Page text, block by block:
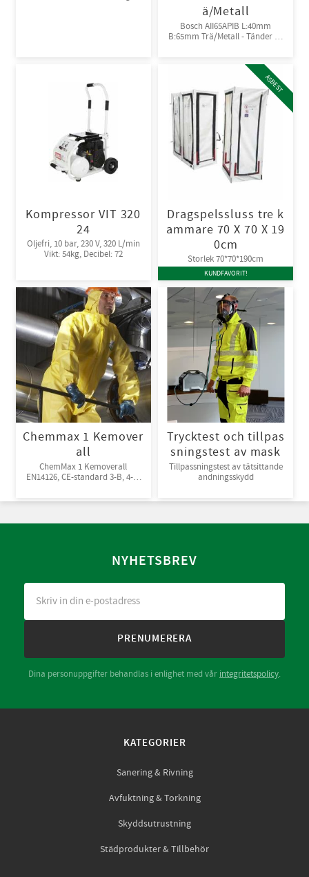
ä/Metall
Bosch AII65APIB L:40mm
B:65mm Trä/Metall - Tänder av
Kompressor VIT 320
24
Oljefri, 10 bar, 230 V, 320 L/min
Vikt: 54kg, Decibel: 72
Dragspelssluss tre k
ammare 70 X 70 X 19
0cm
Storlek 70*70*190cm
ASBEST
KUNDFAVORIT!
Chemmax 1 Kemover
all
ChemMax 1 Kemoverall
EN14126, CE-standard 3-B, 4-B,
Trycktest och tillpas
sningstest av mask
Tillpassningstest av tätsittande
andningsskydd
NYHETSBREV
PRENUMERERA
Dina personuppgifter behandlas i enlighet med vår integritetspolicy.
KATEGORIER
Sanering & Rivning
Avfuktning & Torkning
Skyddsutrustning
Städprodukter & Tillbehör